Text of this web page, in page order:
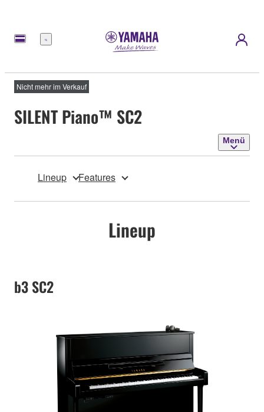
Menü
Nicht mehr im Verkauf
SILENT Piano™ SC2
Menü
Lineup Features
Lineup
b3 SC2